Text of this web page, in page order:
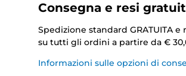
Consegna e resi
Spedizione standard GRATUITA
su tutti gli ordini a partire da €
Informazioni sulle opzioni di